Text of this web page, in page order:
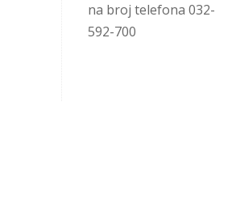
na broj telefona 032-
592-700